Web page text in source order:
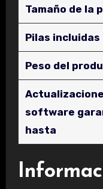
Tamaño de la
Pilas incluidas
Peso del
software
hasta